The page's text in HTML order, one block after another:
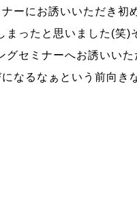
ーにお誘いいただき初
まったと思いました(笑
グセミナーへお誘いい
になるなぁという前向